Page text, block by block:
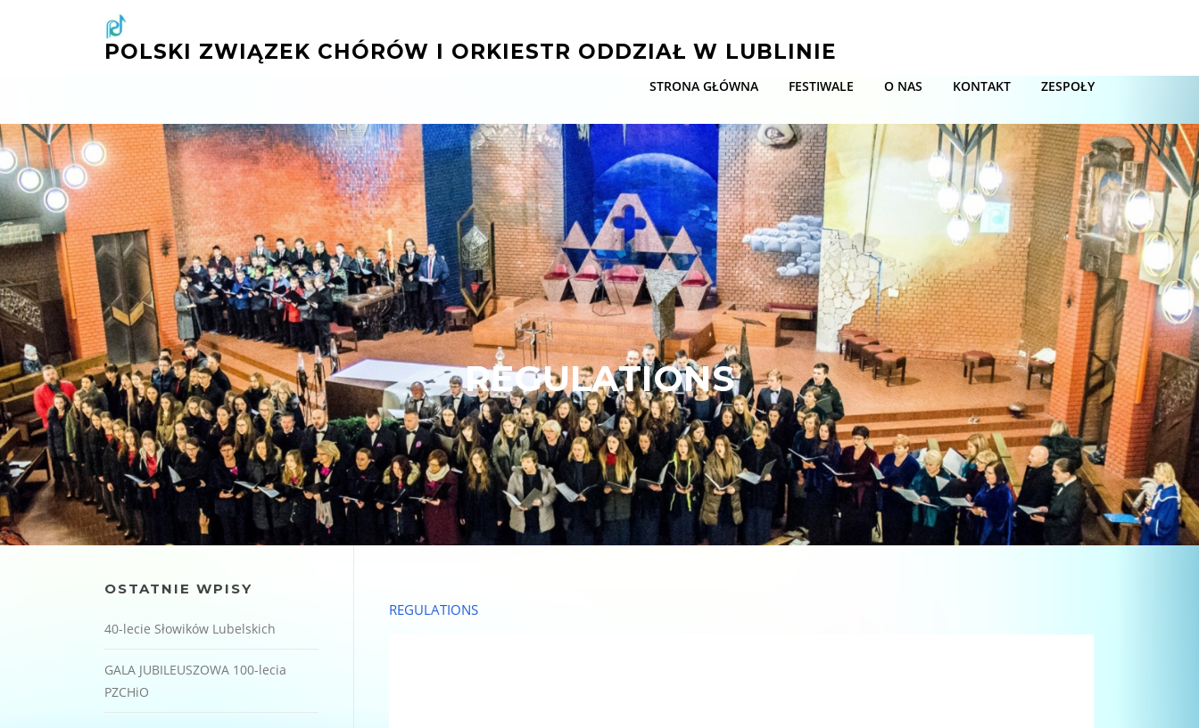
POLSKI ZWIĄZEK CHÓRÓW I ORKIESTR ODDZIAŁ W LUBLINIE
STRONA GŁÓWNA FESTIWALE O NAS KONTAKT ZESPOŁY
REGULATIONS
REGULATIONS
OSTATNIE WPISY
40-lecie Słowików Lubelskich
GALA JUBILEUSZOWA 100-lecia
PZCHiO